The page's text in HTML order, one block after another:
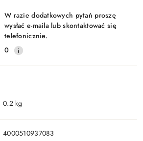
W razie dodatkowych pytań proszę
wysłać e-maila lub skontaktować się
telefonicznie.
0
0.2 kg
4000510937083